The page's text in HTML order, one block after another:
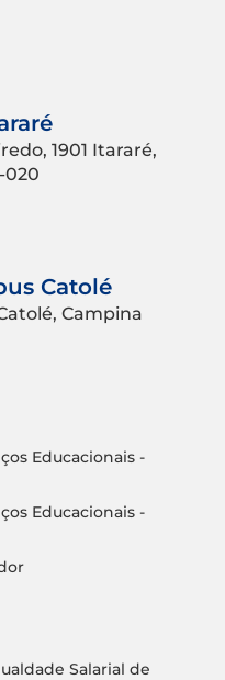
1901 Itararé,
020
Catolé
Campina
Educacionais -
Educacionais -
Salarial de